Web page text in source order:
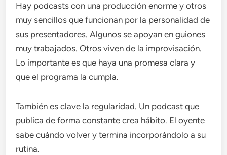
Hay podcasts con una producción enorme y otros
muy sencillos que funcionan por la personalidad de
sus presentadores. Algunos se apoyan en guiones
muy trabajados. Otros viven de la improvisación.
Lo importante es que haya una promesa clara y
que el programa la cumpla.
También es clave la regularidad. Un podcast que
publica de forma constante crea hábito. El oyente
sabe cuándo volver y termina incorporándolo a su
rutina.